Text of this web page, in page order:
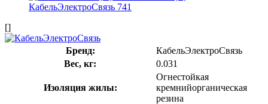
[]
Бренд:
КабельЭлектроСвязь
Вес, кг:
0.031
Изоляция жилы:
Огнестойкая
кремнийорганическая
резина